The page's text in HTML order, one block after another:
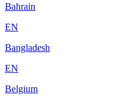
Bahrain
EN
Bangladesh
EN
Belgium